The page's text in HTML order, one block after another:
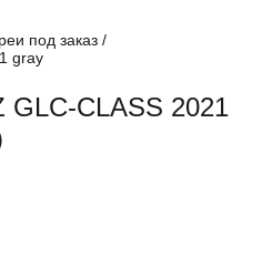
, указанным в соц сетях
под заказ
gray
GLC-CLASS 2021